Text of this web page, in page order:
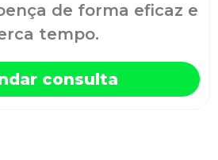
de forma eficaz e
tempo.
consulta